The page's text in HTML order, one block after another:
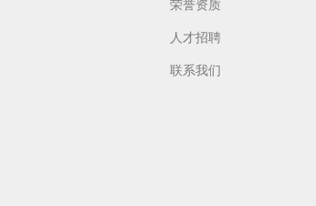
荣誉资质
人才招聘
联系我们